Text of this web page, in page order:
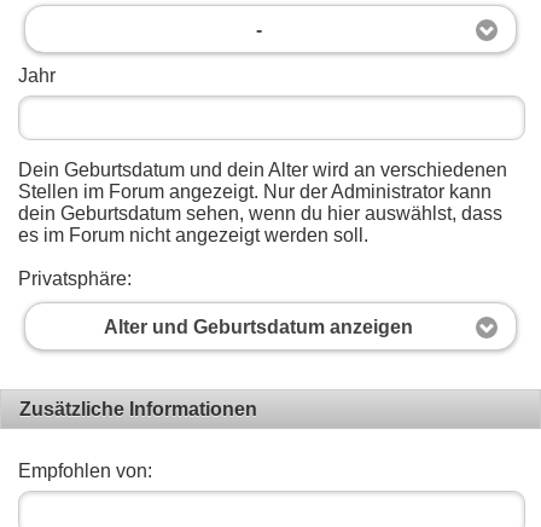
-
Jahr
Dein Geburtsdatum und dein Alter wird an verschiedenen
Stellen im Forum angezeigt. Nur der Administrator kann
dein Geburtsdatum sehen, wenn du hier auswählst, dass
es im Forum nicht angezeigt werden soll.
Privatsphäre:
Alter und Geburtsdatum anzeigen
Zusätzliche Informationen
Empfohlen von: